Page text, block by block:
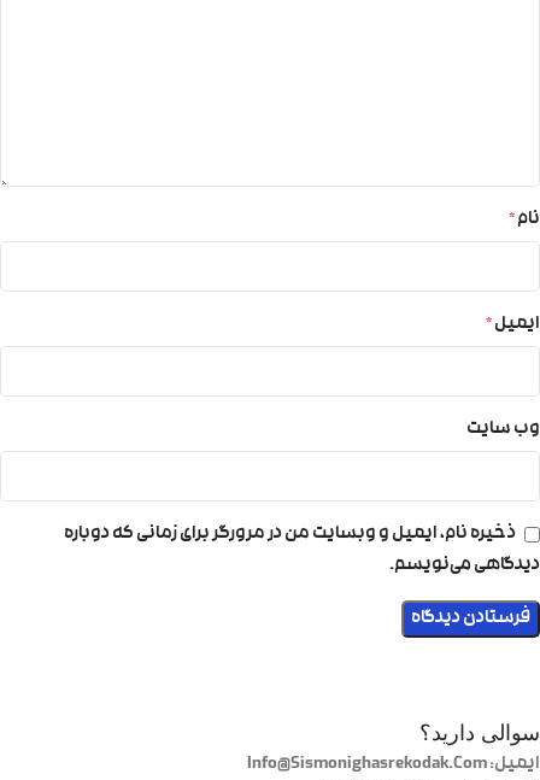
نام*
ایمیل*
وب‌ سایت
ذخیره نام، ایمیل و وبسایت من در مرورگر برای زمانی که دوباره
دیدگاهی می‌نویسم.
سوالی دارید؟
ایمیل: Info@Sismonighasrekodak.Com